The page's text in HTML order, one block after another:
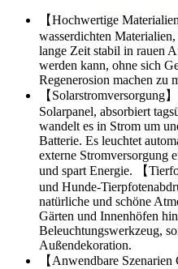
【Hochwertige
wasserdichten
lange Zeit stabil in rauen
werden kann, ohne sich
Regenerosion machen zu
【Solarstromversorgung
Solarpanel, absorbiert
wandelt es in Strom um
Batterie. Es leuchtet
externe Stromversorgung
und spart Energie. 【
und Hunde-
natürliche und schöne
Gärten und Innenhöfen
Beleuchtungswerkzeug,
Außendekoration.
【Anwendbare